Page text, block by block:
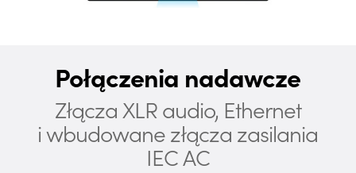
Połączenia nadawcze
Złącza XLR audio, Ethernet
i wbudowane złącza zasilania
IEC AC